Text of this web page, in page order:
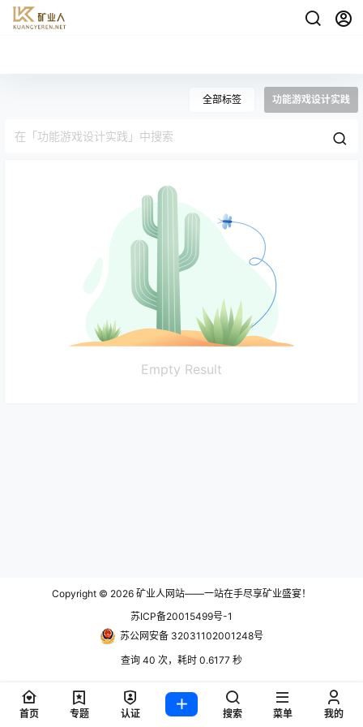
全部标签 功能游戏设计实践
Empty Result
Copyright © 2026 矿业人网站——一站在手尽享矿业盛宴！
苏ICP备20015499号-1
苏公网安备 32031102001248号
查询 40 次，耗时 0.6177 秒
首页 专题 认证 搜索 菜单 我的